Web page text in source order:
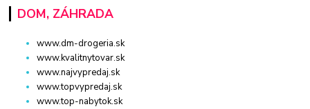
DOM, ZÁHRADA
www.dm-drogeria.sk
www.kvalitnytovar.sk
www.najvypredaj.sk
www.topvypredaj.sk
www.top-nabytok.sk